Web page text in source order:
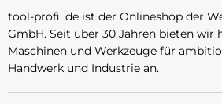
tool-profi. de ist der Onlineshop der
GmbH. Seit über 30 Jahren bieten wir
Maschinen und Werkzeuge für
Handwerk und Industrie an.